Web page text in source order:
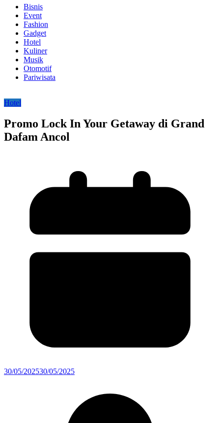
Bisnis
Event
Fashion
Gadget
Hotel
Kuliner
Musik
Otomotif
Pariwisata
Hotel
Promo Lock In Your Getaway di Grand
Dafam Ancol
30/05/202530/05/2025